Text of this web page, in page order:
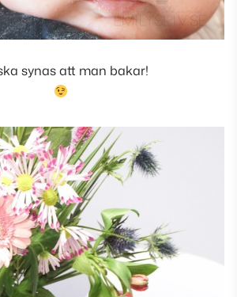
synas att man bakar!